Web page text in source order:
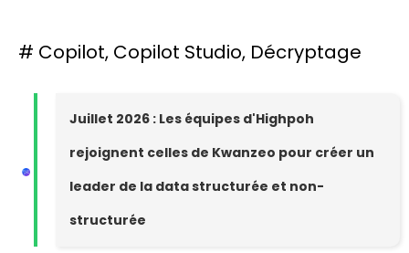
# Copilot, Copilot Studio, Décryptage
Juillet 2026 : Les équipes d'Highpoh
rejoignent celles de Kwanzeo pour créer un
leader de la data structurée et non-
structurée